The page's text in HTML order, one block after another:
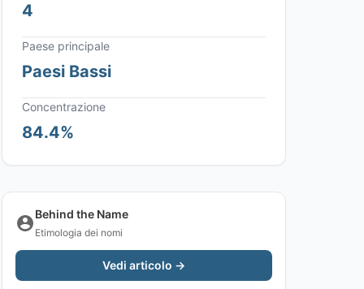
4
Paese principale
Paesi Bassi
Concentrazione
84.4%
Behind the Name
Etimologia dei nomi
Vedi articolo →